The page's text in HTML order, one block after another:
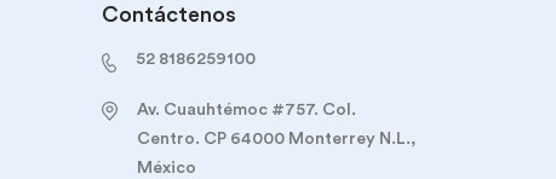
Contáctenos
52 8186259100
Av. Cuauhtémoc #757. Col.
Centro. CP 64000 Monterrey N.L.,
México